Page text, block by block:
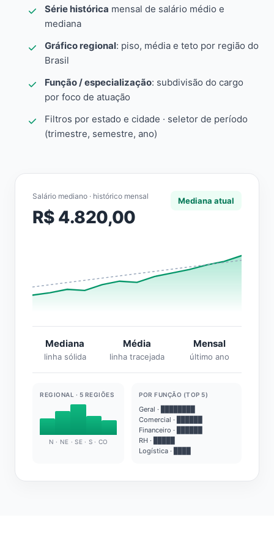
Série histórica mensal de salário médio e
mediana
Gráfico regional: piso, média e teto por região do
Brasil
Função / especialização: subdivisão do cargo
por foco de atuação
Filtros por estado e cidade · seletor de período
(trimestre, semestre, ano)
Salário mediano · histórico mensal
R$ 4.820,00
Mediana atual
Mediana
linha sólida
Média
linha tracejada
Mensal
último ano
REGIONAL · 5 REGIÕES
N · NE · SE · S · CO
POR FUNÇÃO (TOP 5)
Geral · ████████
Comercial · ██████
Financeiro · ██████
RH · █████
Logística · ████